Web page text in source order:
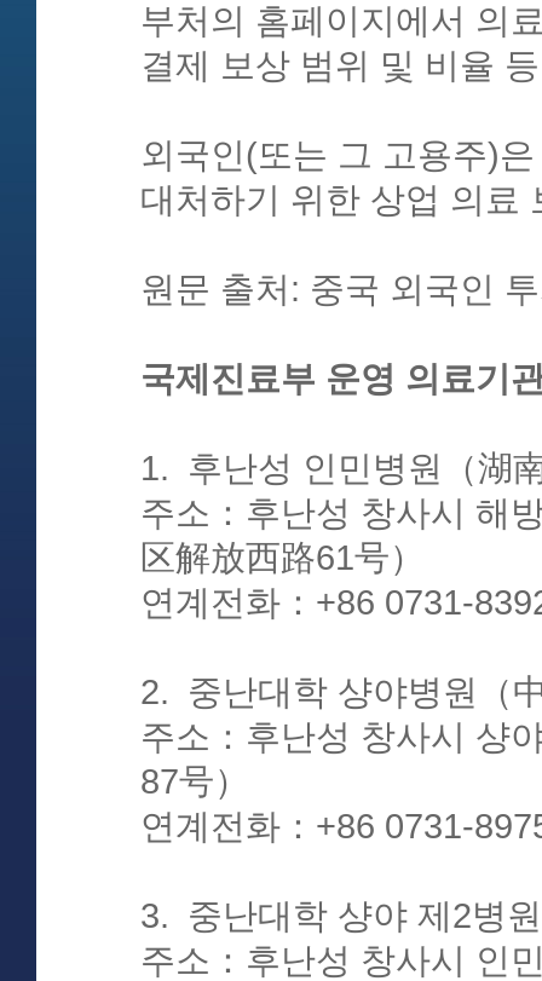
부처의 홈페이지에서 의
결제 보상 범위 및 비율
외국인(또는 그 고용주)
대처하기 위한 상업 의료
원문 출처: 중국 외국인
국제진료부 운영 의료기
1. 후난성 인민병원（湖
주소：후난성 창사시 해
区解放西路61号）
연계전화：+86 0731-
2. 중난대학 샹야병원（
주소：후난성 창사시 샹
87号）
연계전화：+86 0731-
3. 중난대학 샹야 제2병
주소：후난성 창사시 인